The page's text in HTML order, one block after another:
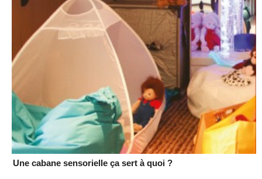
Une cabane sensorielle ça sert à quoi ?